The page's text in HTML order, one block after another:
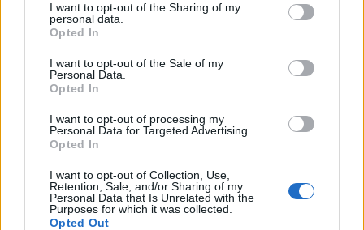
I want to opt-out of the Sharing of my
personal data.
Opted In
I want to opt-out of the Sale of my
Personal Data.
Opted In
I want to opt-out of processing my
Personal Data for Targeted Advertising.
Opted In
I want to opt-out of Collection, Use,
Retention, Sale, and/or Sharing of my
Personal Data that Is Unrelated with the
Purposes for which it was collected.
Opted Out
Lå stille og gledet seg til
konserten. Da slo politiet
til og gav bot for å være
uten vest.